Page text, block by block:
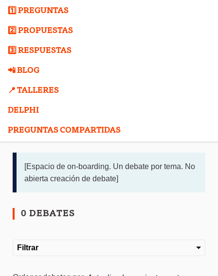
1️⃣ PREGUNTAS
2️⃣ PROPUESTAS
3️⃣ RESPUESTAS
📲 BLOG
📍 TALLERES
DELPHI
PREGUNTAS COMPARTIDAS
[Espacio de on-boarding. Un debate por tema. No
abierta creación de debate]
0 DEBATES
Filtrar